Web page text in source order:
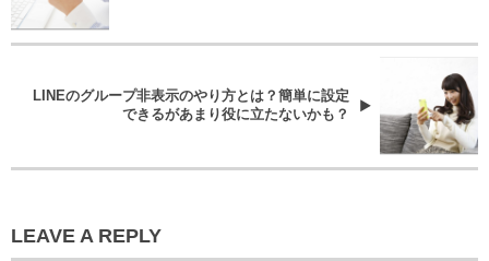
LINEのグループ非表示のやり方とは？簡単に設定
できるがあまり役に立たないかも？
LEAVE A REPLY